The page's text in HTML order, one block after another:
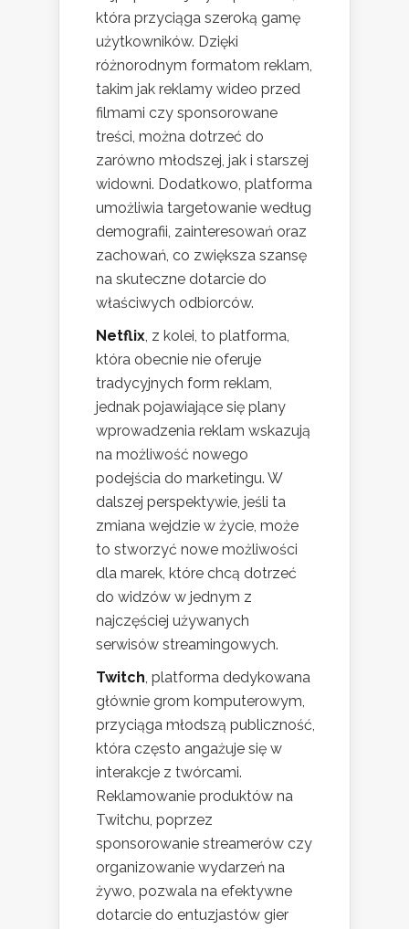
która przyciąga szeroką gamę
użytkowników. Dzięki
różnorodnym formatom reklam,
takim jak reklamy wideo przed
filmami czy sponsorowane
treści, można dotrzeć do
zarówno młodszej, jak i starszej
widowni. Dodatkowo, platforma
umożliwia targetowanie według
demografii, zainteresowań oraz
zachowań, co zwiększa szansę
na skuteczne dotarcie do
właściwych odbiorców.
Netflix, z kolei, to platforma,
która obecnie nie oferuje
tradycyjnych form reklam,
jednak pojawiające się plany
wprowadzenia reklam wskazują
na możliwość nowego
podejścia do marketingu. W
dalszej perspektywie, jeśli ta
zmiana wejdzie w życie, może
to stworzyć nowe możliwości
dla marek, które chcą dotrzeć
do widzów w jednym z
najczęściej używanych
serwisów streamingowych.
Twitch, platforma dedykowana
głównie grom komputerowym,
przyciąga młodszą publiczność,
która często angażuje się w
interakcje z twórcami.
Reklamowanie produktów na
Twitchu, poprzez
sponsorowanie streamerów czy
organizowanie wydarzeń na
żywo, pozwala na efektywne
dotarcie do entuzjastów gier